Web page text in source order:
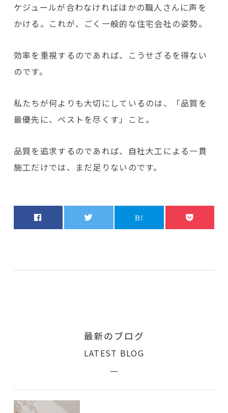
ケジュールが合わなければほかの職人さんに声を
かける。これが、ごく一般的な住宅会社の姿勢。
効率を重視するのであれば、こうせざるを得ない
のです。
私たちが何よりも大切にしているのは、「品質を
最優先に、ベストを尽くす」こと。
品質を追求するのであれば、自社大工による一貫
施工だけでは、まだ足りないのです。
最新のブログ
LATEST BLOG